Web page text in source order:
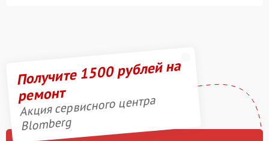
Получите 1500 рублей на
ремонт
Акция сервисного центра
Blomberg